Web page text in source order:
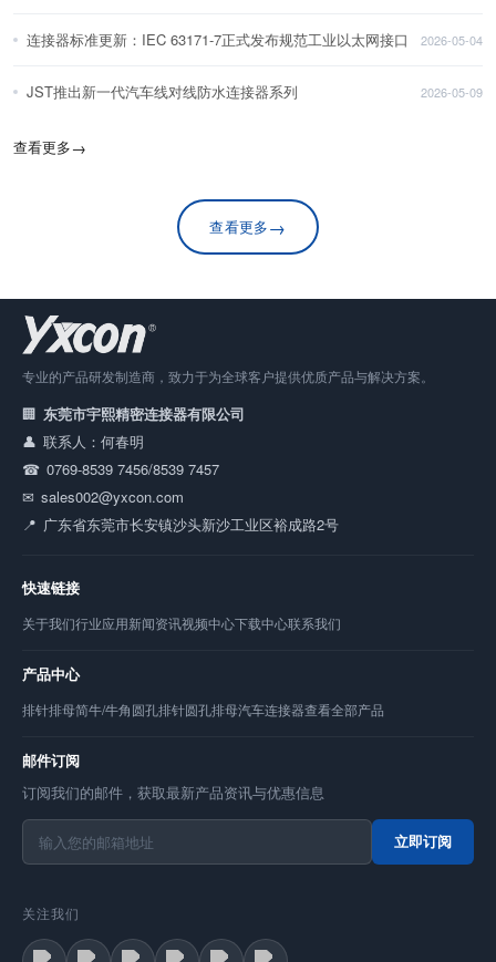
连接器标准更新：IEC 63171-7正式发布规范工业以太网接口 2026-05-04
JST推出新一代汽车线对线防水连接器系列 2026-05-09
查看更多→
查看更多→
专业的产品研发制造商，致力于为全球客户提供优质产品与解决方案。
东莞市宇熙精密连接器有限公司
联系人：何春明
0769-8539 7456/8539 7457
sales002@yxcon.com
广东省东莞市长安镇沙头新沙工业区裕成路2号
快速链接
关于我们行业应用新闻资讯视频中心下载中心联系我们
产品中心
排针排母简牛/牛角圆孔排针圆孔排母汽车连接器查看全部产品
邮件订阅
订阅我们的邮件，获取最新产品资讯与优惠信息
立即订阅
关注我们